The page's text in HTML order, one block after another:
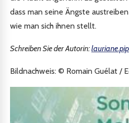
dass man seine Ängste
wie man sich ihnen stellt.
Schreiben Sie der Autorin:
Bildnachweis: © Romain Guélat /